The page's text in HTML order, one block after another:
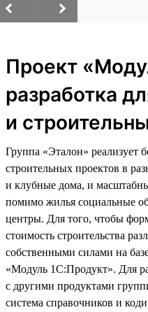
Проект
разработка
и
Группа «Эталон» реализует
строительных проектов в
и клубные дома, и
помимо жилья социальные
центры. Для того, чтобы
стоимость строительства
собственными силами на
«Модуль 1С:Продукт». Для
с другими продуктами
система справочников и